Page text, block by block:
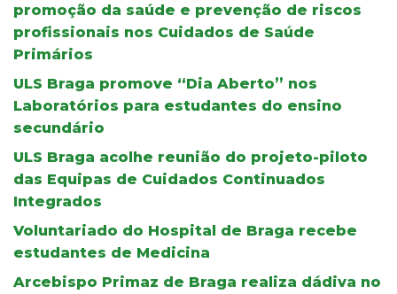
promoção da saúde e prevenção de riscos
profissionais nos Cuidados de Saúde
Primários
ULS Braga promove “Dia Aberto” nos
Laboratórios para estudantes do ensino
secundário
ULS Braga acolhe reunião do projeto-piloto
das Equipas de Cuidados Continuados
Integrados
Voluntariado do Hospital de Braga recebe
estudantes de Medicina
Arcebispo Primaz de Braga realiza dádiva no